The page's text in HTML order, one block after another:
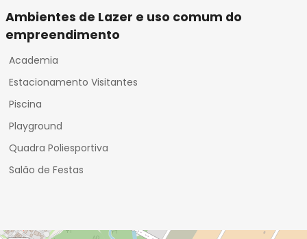
Ambientes de Lazer e uso comum do
empreendimento
Academia
Estacionamento Visitantes
Piscina
Playground
Quadra Poliesportiva
Salão de Festas